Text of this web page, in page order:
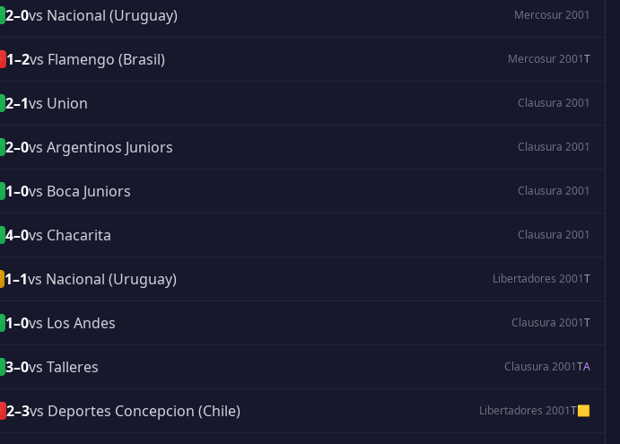
2–0vs Nacional (Uruguay) Mercosur 2001
1–2vs Flamengo (Brasil) Mercosur 2001T
2–1vs Union Clausura 2001
2–0vs Argentinos Juniors Clausura 2001
1–0vs Boca Juniors Clausura 2001
4–0vs Chacarita Clausura 2001
1–1vs Nacional (Uruguay) Libertadores 2001T
1–0vs Los Andes Clausura 2001T
3–0vs Talleres Clausura 2001TA
2–3vs Deportes Concepcion (Chile) Libertadores 2001T🟨